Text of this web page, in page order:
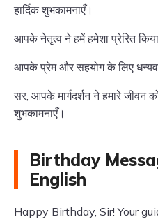
हार्दिक शुभकामनाएँ।
आपके नेतृत्व ने हमें हमेशा प्रेरित
आपके प्रेम और सहयोग के लिए
सर, आपके मार्गदर्शन ने हमारे जीवन
शुभकामनाएँ।
Birthday
English
Happy Birthday, Sir! Your